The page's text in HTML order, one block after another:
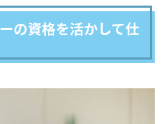
の資格を活かして仕